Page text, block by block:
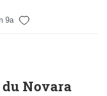
9a
du Novara